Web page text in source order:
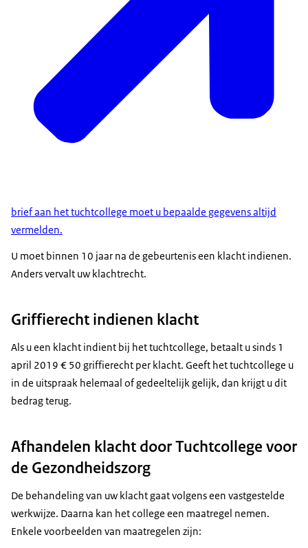
brief aan het tuchtcollege moet u bepaalde gegevens altijd
vermelden.
U moet binnen 10 jaar na de gebeurtenis een klacht indienen.
Anders vervalt uw klachtrecht.
Griffierecht indienen klacht
Als u een klacht indient bij het tuchtcollege, betaalt u sinds 1
april 2019 € 50 griffierecht per klacht. Geeft het tuchtcollege u
in de uitspraak helemaal of gedeeltelijk gelijk, dan krijgt u dit
bedrag terug.
Afhandelen klacht door Tuchtcollege voor
de Gezondheidszorg
De behandeling van uw klacht gaat volgens een vastgestelde
werkwijze. Daarna kan het college een maatregel nemen.
Enkele voorbeelden van maatregelen zijn: